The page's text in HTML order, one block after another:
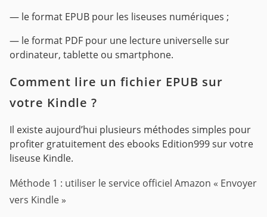
— le format EPUB pour les liseuses numériques ;
— le format PDF pour une lecture universelle sur
ordinateur, tablette ou smartphone.
Comment lire un fichier EPUB sur
votre Kindle ?
Il existe aujourd’hui plusieurs méthodes simples pour
profiter gratuitement des ebooks Edition999 sur votre
liseuse Kindle.
Méthode 1 : utiliser le service officiel Amazon « Envoyer
vers Kindle »